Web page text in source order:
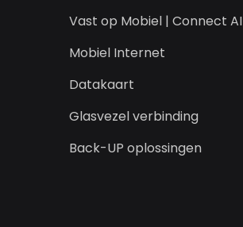
Vast op Mobiel | Connect AI
Mobiel Internet
Datakaart
Glasvezel verbinding
Back-UP oplossingen